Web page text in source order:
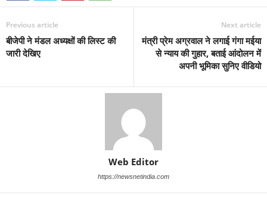
Previous article
बीजेपी ने मंडल अध्यक्षों की लिस्ट की
जारी देखिए
Next article
मंत्री प्रेम अग्रवाल ने लगाई गंगा मईया
से न्याय की गुहार, बताई आंदोलन में
अपनी भूमिका सुनिए वीडियो
Web Editor
https://newsnetindia.com